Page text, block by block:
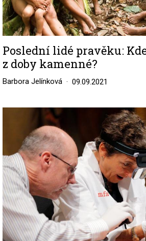
Poslední lidé pravěku:
z doby kamenné?
Barbora Jelínková 09.09.2021